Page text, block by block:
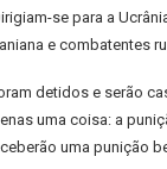
se para a
e combatentes
detidos e serão
uma coisa: a
uma punição